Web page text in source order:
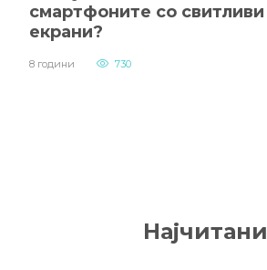
смартфоните со свитливи
екрани?
8 години 730
Најчитани